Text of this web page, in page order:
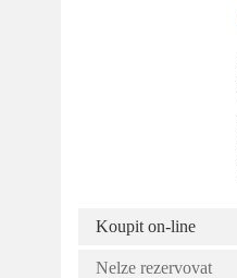
Koupit on-line
Nelze rezervovat